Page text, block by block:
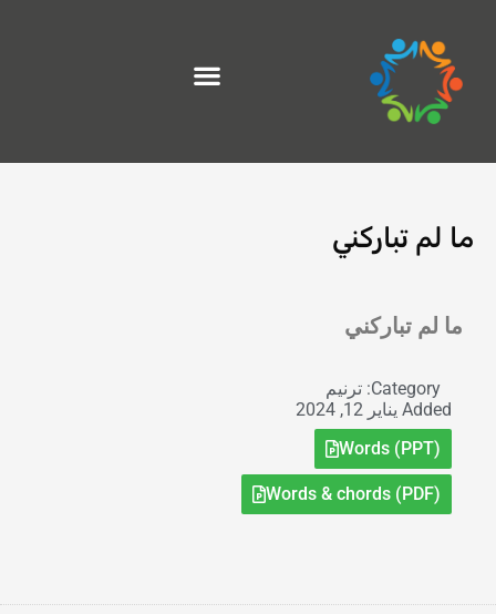
المحتوى
ما لم تباركني
ما لم تباركني
Category: ترنيم
Added يناير 12, 2024
Words (PPT)
Words & chords (PDF)